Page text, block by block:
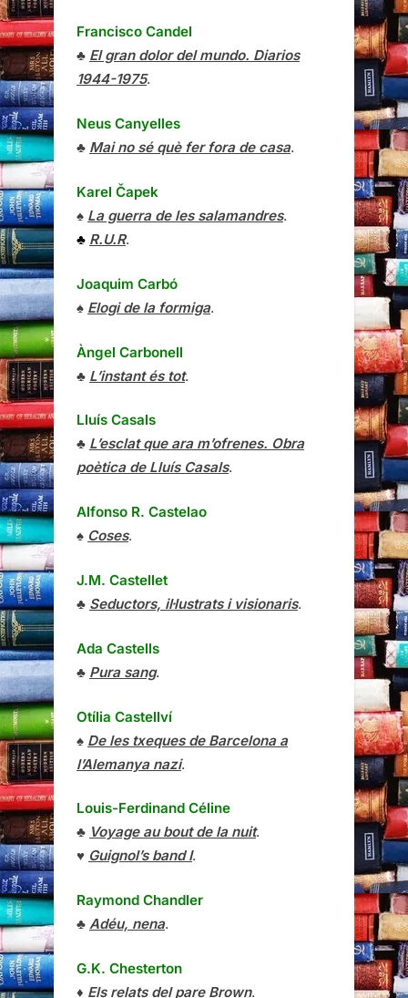
Francisco Candel
♣ El gran dolor del mundo. Diarios
1944-1975.
Neus Canyelles
♣ Mai no sé què fer fora de casa.
Karel Čapek
♠ La guerra de les salamandres.
♣ R.U.R.
Joaquim Carbó
♠ Elogi de la formiga.
Àngel Carbonell
♣ L’instant és tot.
Lluís Casals
♣ L’esclat que ara m’ofrenes. Obra
poètica de Lluís Casals.
Alfonso R. Castelao
♠ Coses.
J.M. Castellet
♣ Seductors, il·lustrats i visionaris.
Ada Castells
♣ Pura sang.
Otília Castellví
♠ De les txeques de Barcelona a
l’Alemanya nazi.
Louis-Ferdinand Céline
♣ Voyage au bout de la nuit.
♥ Guignol’s band I.
Raymond Chandler
♣ Adéu, nena.
G.K. Chesterton
♦ Els relats del pare Brown.